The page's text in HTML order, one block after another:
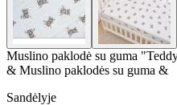
Muslino paklodė su guma
& Muslino paklodės su guma &
Sandėlyje